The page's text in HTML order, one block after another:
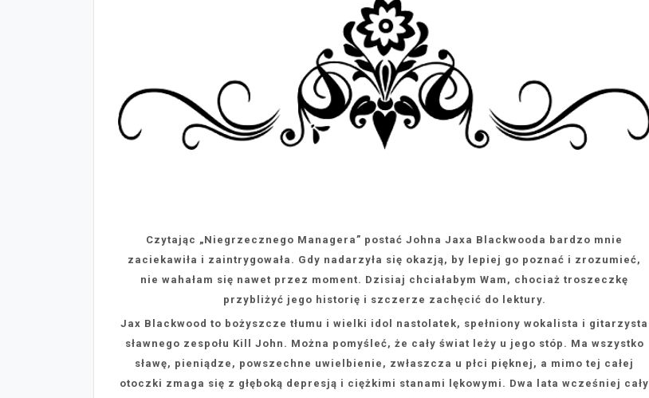
Czytając „Niegrzecznego Managera” postać Johna Jaxa Blackwooda bardzo mnie
zaciekawiła i zaintrygowała. Gdy nadarzyła się okazją, by lepiej go poznać i zrozumieć,
nie wahałam się nawet przez moment. Dzisiaj chciałabym Wam, chociaż troszeczkę
przybliżyć jego historię i szczerze zachęcić do lektury.
Jax Blackwood to bożyszcze tłumu i wielki idol nastolatek, spełniony wokalista i gitarzysta
sławnego zespołu Kill John. Można pomyśleć, że cały świat leży u jego stóp. Ma wszystko
sławę, pieniądze, powszechne uwielbienie, zwłaszcza u płci pięknej, a mimo tej całej
otoczki zmaga się z głęboką depresją i ciężkimi stanami lękowymi. Dwa lata wcześniej cały